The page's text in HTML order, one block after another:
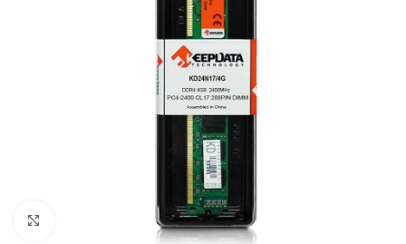
Clique para ampliar